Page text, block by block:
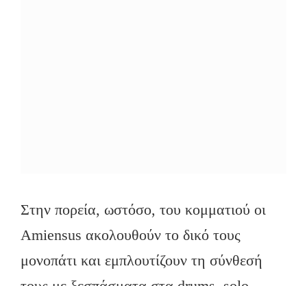
Στην πορεία, ωστόσο, του κομματιού οι
Amiensus ακολουθούν το δικό τους
μονοπάτι και εμπλουτίζουν τη σύνθεσή